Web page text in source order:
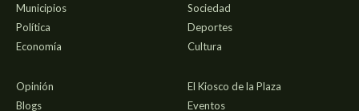
Municipios
Política
Economía
Sociedad
Deportes
Cultura
Opinión
Blogs
El Kiosco de la Plaza
Eventos